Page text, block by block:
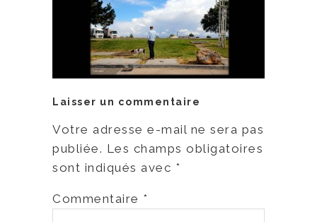
Laisser un commentaire
Votre adresse e-mail ne sera pas
publiée. Les champs obligatoires
sont indiqués avec *
Commentaire *